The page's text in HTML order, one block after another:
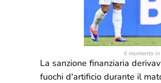
Il momento
La sanzione finanziaria
fuochi d'artificio durante il